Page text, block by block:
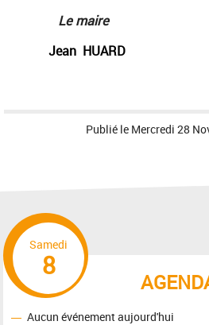
Le maire
Jean HUARD
Publié le Mercredi 28
Samedi
8
Aucun événement aujourd'hui